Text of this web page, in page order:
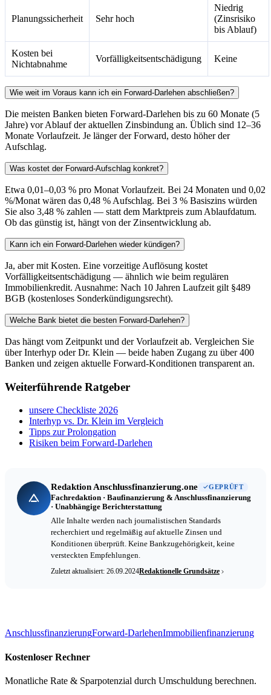
Planungssicherheit Sehr hoch
Niedrig
(Zinsrisiko
bis Ablauf)
Kosten bei
Nichtabnahme
Vorfälligkeitsentschädigung Keine
Wie weit im Voraus kann ich ein Forward-Darlehen abschließen?
Die meisten Banken bieten Forward-Darlehen bis zu 60 Monate (5
Jahre) vor Ablauf der aktuellen Zinsbindung an. Üblich sind 12–36
Monate Vorlaufzeit. Je länger der Forward, desto höher der
Aufschlag.
Was kostet der Forward-Aufschlag konkret?
Etwa 0,01–0,03 % pro Monat Vorlaufzeit. Bei 24 Monaten und 0,02
%/Monat wären das 0,48 % Aufschlag. Bei 3 % Basiszins würden
Sie also 3,48 % zahlen — statt dem Marktpreis zum Ablaufdatum.
Ob das günstig ist, hängt von der Zinsentwicklung ab.
Kann ich ein Forward-Darlehen wieder kündigen?
Ja, aber mit Kosten. Eine vorzeitige Auflösung kostet
Vorfälligkeitsentschädigung — ähnlich wie beim regulären
Immobilienkredit. Ausnahme: Nach 10 Jahren Laufzeit gilt §489
BGB (kostenloses Sonderkündigungsrecht).
Welche Bank bietet die besten Forward-Darlehen?
Das hängt vom Zeitpunkt und der Vorlaufzeit ab. Vergleichen Sie
über Interhyp oder Dr. Klein — beide haben Zugang zu über 400
Banken und zeigen aktuelle Forward-Konditionen transparent an.
Weiterführende Ratgeber
unsere Checkliste 2026
Interhyp vs. Dr. Klein im Vergleich
Tipps zur Prolongation
Risiken beim Forward-Darlehen
Redaktion Anschlussfinanzierung.one GEPRÜFT
Fachredaktion · Baufinanzierung & Anschlussfinanzierung
· Unabhängige Berichterstattung
Alle Inhalte werden nach journalistischen Standards
recherchiert und regelmäßig auf aktuelle Zinsen und
Konditionen überprüft. Keine Bankzugehörigkeit, keine
versteckten Empfehlungen.
Zuletzt aktualisiert: 26.09.2024Redaktionelle Grundsätze
AnschlussfinanzierungForward-DarlehenImmobilienfinanzierung
Kostenloser Rechner
Monatliche Rate & Sparpotenzial durch Umschuldung berechnen.